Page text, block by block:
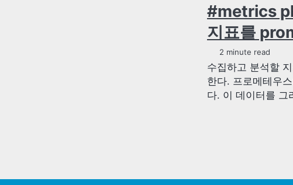
#metrics
지표를
2 minute read
수집하고 분석할
한다. 프로메테우
다. 이 데이터를 그